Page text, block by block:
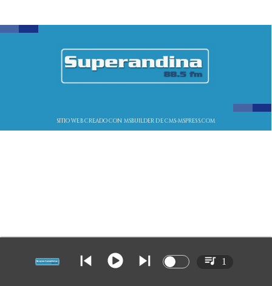
SITIO WEB CREADO CON MSBUILDER DE CMS-MSPRESS.COM
1